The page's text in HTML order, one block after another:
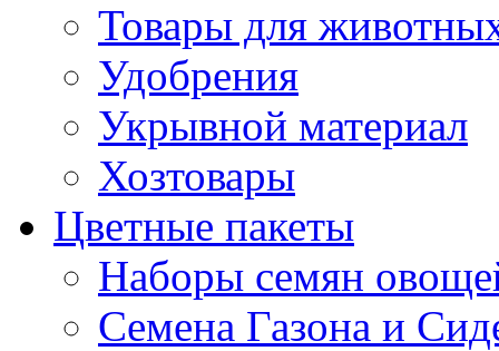
Товары для
Удобрения
Укрывной материал
Хозтовары
Цветные пакеты
Наборы семян
Семена Газона и